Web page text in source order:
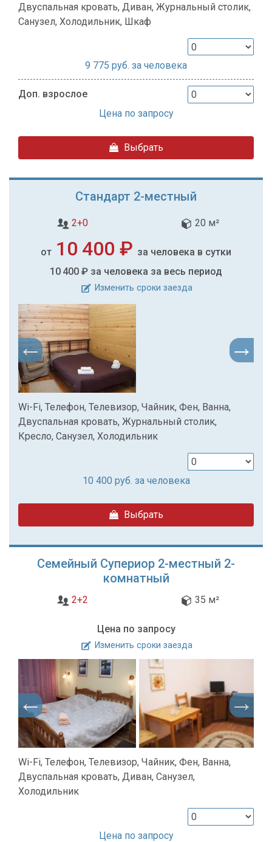
Двуспальная кровать, Диван, Журнальный столик,
Санузел, Холодильник, Шкаф
9 775 руб. за человека
Доп. взрослое
Цена по запросу
Выбрать
Стандарт 2-местный
2+0 20 м²
от 10 400 ₽ за человека в сутки
10 400 ₽ за человека за весь период
Изменить сроки заезда
Wi-Fi, Телефон, Телевизор, Чайник, Фен, Ванна,
Двуспальная кровать, Журнальный столик,
Кресло, Санузел, Холодильник
10 400 руб. за человека
Выбрать
Семейный Супериор 2-местный 2-
комнатный
2+2 35 м²
Цена по запросу
Изменить сроки заезда
Wi-Fi, Телефон, Телевизор, Чайник, Фен, Ванна,
Двуспальная кровать, Диван, Санузел,
Холодильник
Цена по запросу